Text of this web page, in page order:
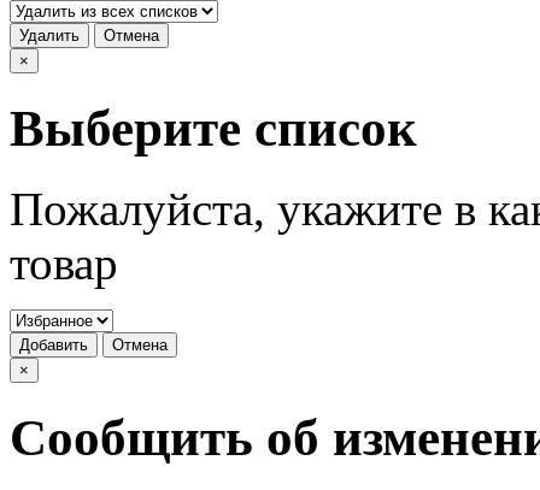
Удалить
Отмена
×
Выберите список
Пожалуйста, укажите в
товар
Добавить
Отмена
×
Сообщить об